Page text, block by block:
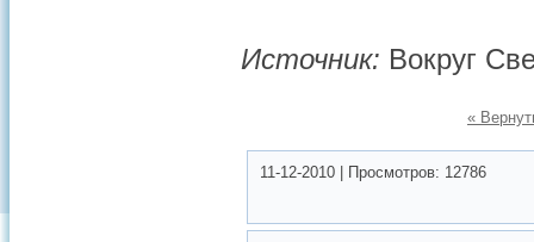
Источник: Вокруг
«
11-12-2010 Просмотров: 12786